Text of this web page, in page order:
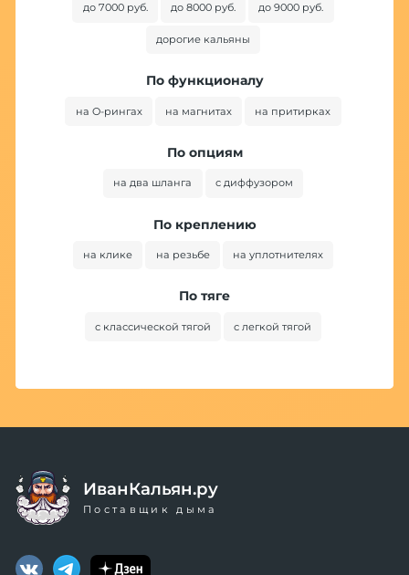
до 7000 руб. до 8000 руб. до 9000 руб.
дорогие кальяны
По функционалу
на O-рингах на магнитах на притирках
По опциям
на два шланга с диффузором
По креплению
на клике на резьбе на уплотнителях
По тяге
с классической тягой с легкой тягой
ИванКальян.ру
Поставщик дыма